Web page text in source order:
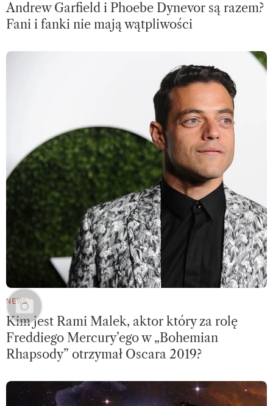
Andrew Garfield i Phoebe Dynevor są razem?
Fani i fanki nie mają wątpliwości
NEWS
Kim jest Rami Malek, aktor który za rolę
Freddiego Mercury’ego w „Bohemian
Rhapsody” otrzymał Oscara 2019?